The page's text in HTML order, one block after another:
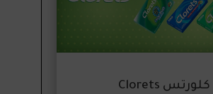
كلورتس Clorets